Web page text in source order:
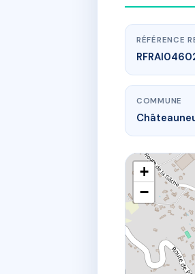
RÉFÉRENCE
COMMUNE
+
−